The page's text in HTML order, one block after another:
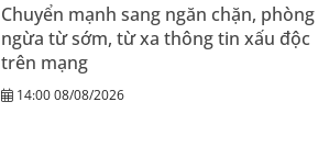
Chuyển mạnh sang ngăn chặn, phòng
ngừa từ sớm, từ xa thông tin xấu độc
trên mạng
14:00 08/08/2026